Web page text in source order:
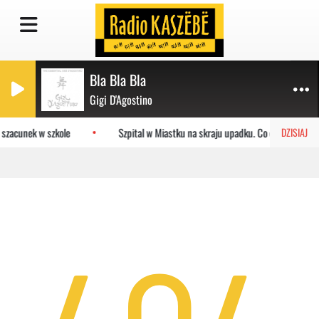
Bla Bla Bla
Gigi D'Agostino
DZISIAJ
w szkole Szpital w Miastku na skraju upadku. Co czeka